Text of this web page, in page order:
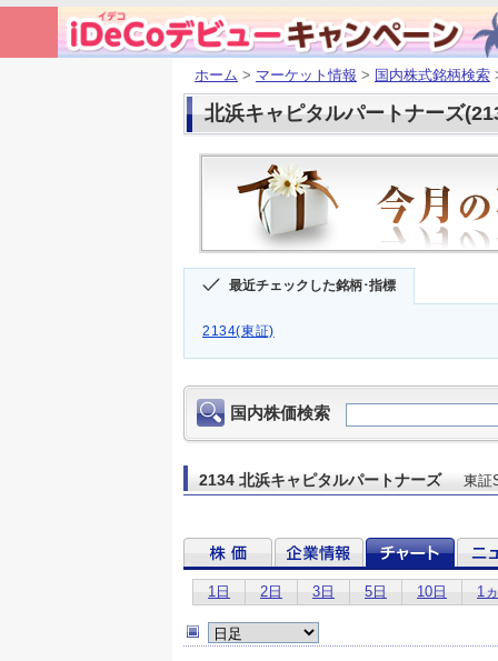
ホーム > マーケット情報 > 国内株式銘柄検索
北浜キャピタルパートナーズ
最近チェックした銘柄･指標
2134(東証)